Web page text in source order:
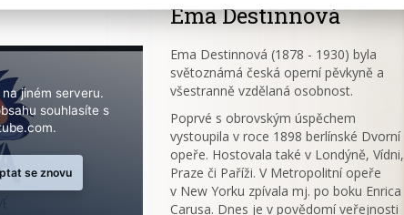
jiném serveru.
souhlasíte s
se znovu
Ema Destinnová
Ema Destinnová (1878 - 1930) byla
světoznámá česká operní pěvkyně a
všestranně vzdělaná osobnost.
Poprvé s obrovským úspěchem
vystoupila v roce 1898 berlínské Dvorní
opeře. Hostovala také v Londýně, Vídni,
Praze či Paříži. V Metropolitní opeře
v New Yorku zpívala mj. po boku Enrica
Carusa. Dnes je v povědomí veřejnosti